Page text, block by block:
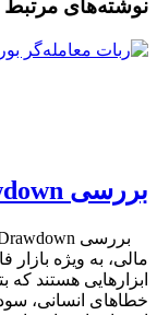
نوشته‌های مرتبط
بررسی Drawdown ربات فارکس
ابزارهایی هستند
خطاهای انسانی،